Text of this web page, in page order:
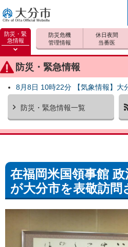
大分市
防災・緊
急情報
防災緊
急情報
を開く
防災・緊急情報
8月8日 10時22分 【気象情報】大
防災・緊急情報一覧
防災危機
管理情報
休日夜間
当番医
在福岡米国領事館
が大分市を表敬訪問